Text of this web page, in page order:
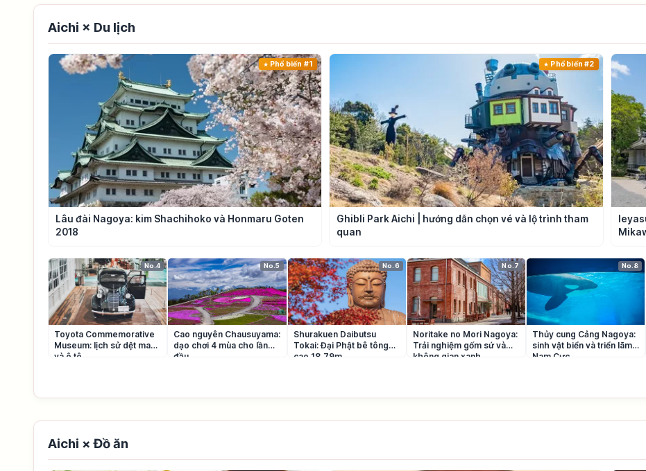
Aichi × Du lịch
Phổ biến #1
Lâu đài Nagoya: kim Shachihoko và Honmaru Goten
2018
Phổ biến #2
Ghibli Park Aichi | hướng dẫn chọn vé và lộ trình tham
quan
No.4
Toyota Commemorative
Museum: lịch sử dệt may
và ô tô
No.5
Cao nguyên Chausuyama:
dạo chơi 4 mùa cho lần
đầu
No.6
Shurakuen Daibutsu
Tokai: Đại Phật bê tông
cao 18,79m
No.7
Noritake no Mori Nagoya:
Trải nghiệm gốm sứ và
không gian xanh
No.8
Thủy cung Cảng Nagoya:
sinh vật biển và triển lãm
Nam Cực
Aichi × Đồ ăn